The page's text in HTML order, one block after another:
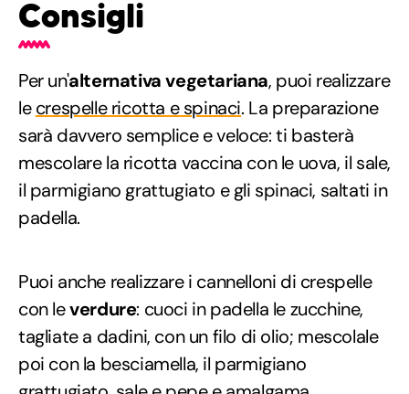
Consigli
Per un'alternativa vegetariana, puoi realizzare
lecrespelle ricotta e spinaci. La preparazione
sarà davvero semplice e veloce: ti basterà
mescolare la ricotta vaccina con le uova, il sale,
il parmigiano grattugiato e gli spinaci, saltati in
padella.
Puoi anche realizzare i cannelloni di crespelle
con leverdure: cuoci in padella le zucchine,
tagliate a dadini, con un filo di olio; mescolale
poi con la besciamella, il parmigiano